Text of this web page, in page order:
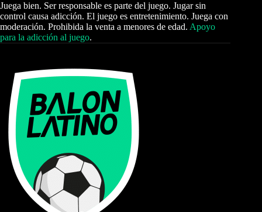
Juega bien. Ser responsable es parte del juego. Jugar sin
control causa adicción. El juego es entretenimiento. Juega con
moderación. Prohibida la venta a menores de edad. Apoyo
para la adicción al juego.